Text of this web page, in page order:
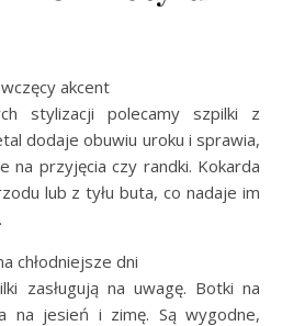
akcent
stylizacji polecamy szpilki z
dodaje obuwiu uroku i sprawia,
na przyjęcia czy randki. Kokarda
lub z tyłu buta, co nadaje im
chłodniejsze dni
zasługują na uwagę. Botki na
na jesień i zimę. Są wygodne,